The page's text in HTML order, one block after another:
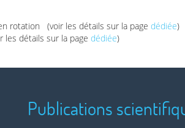
rotation (voir les détails sur la pagedédiée)
les détails sur la pagedédiée)
Publications